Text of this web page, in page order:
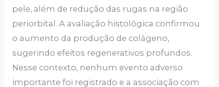
pele, além de redução das rugas na região
periorbital. A avaliação histológica confirmou
o aumento da produção de colágeno,
sugerindo efeitos regenerativos profundos.
Nesse contexto, nenhum evento adverso
importante foi registrado e a associação com